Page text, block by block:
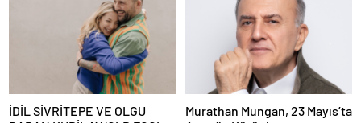
İDİL SİVRİTEPE VE OLGU
Murathan Mungan, 23 Mayıs’ta